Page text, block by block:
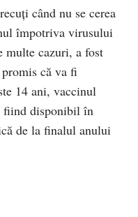
când nu se cerea
împotriva virusului
multe cazuri, a fost
că va fi
14 ani, vaccinul
fiind disponibil în
de la finalul anului